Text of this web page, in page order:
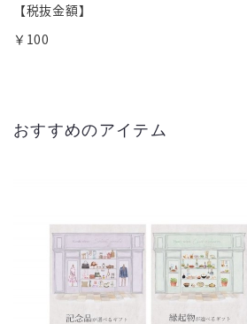
【税抜金額】
￥100
おすすめのアイテム